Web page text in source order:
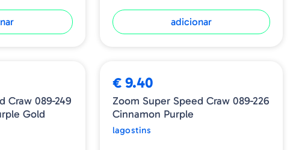
adicionar
Craw 089-249
Gold
€ 9.40
Zoom Super Speed Craw 089-226
Cinnamon Purple
lagostins